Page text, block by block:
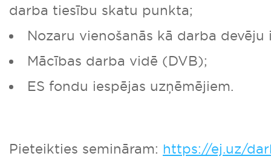
darba tiesību skatu punkta;
Nozaru vienošanās kā darba devēju
Mācības darba vidē (DVB);
ES fondu iespējas uzņēmējiem.
Pieteikties semināram: https://ej.uz/